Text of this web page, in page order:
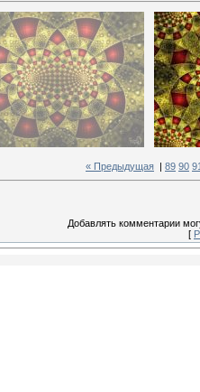
« Предыдущая 89 90
Добавлять комментарии
[